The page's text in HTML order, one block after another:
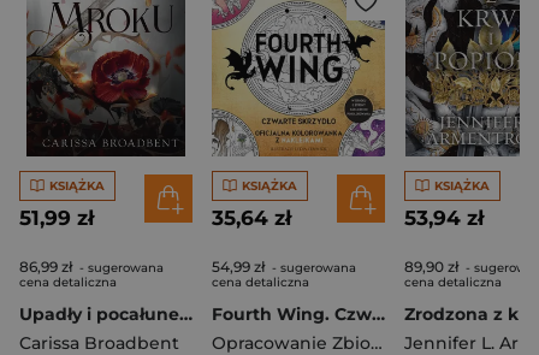
KSIĄŻKA
51,99 zł
86,99 zł - sugerowana
cena detaliczna
Upadły i pocałunek mroku
Carissa Broadbent
KSIĄŻKA
35,64 zł
54,99 zł - sugerowana
cena detaliczna
Fourth Wing. Czwarte Skrzydło: Oficjalna kolorowanka z naklejkami
Opracowanie Zbiorowe
KSIĄŻKA
53,94 zł
89,90 zł -
cena detaliczna